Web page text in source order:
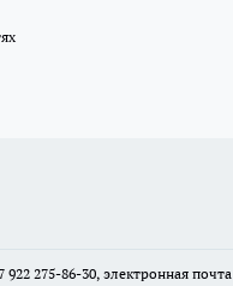
275-86-30, электронная почта